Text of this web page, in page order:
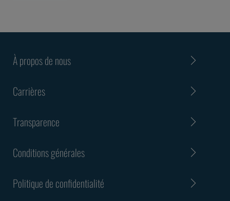
À propos de nous
Carrières
Transparence
Conditions générales
Politique de confidentialité